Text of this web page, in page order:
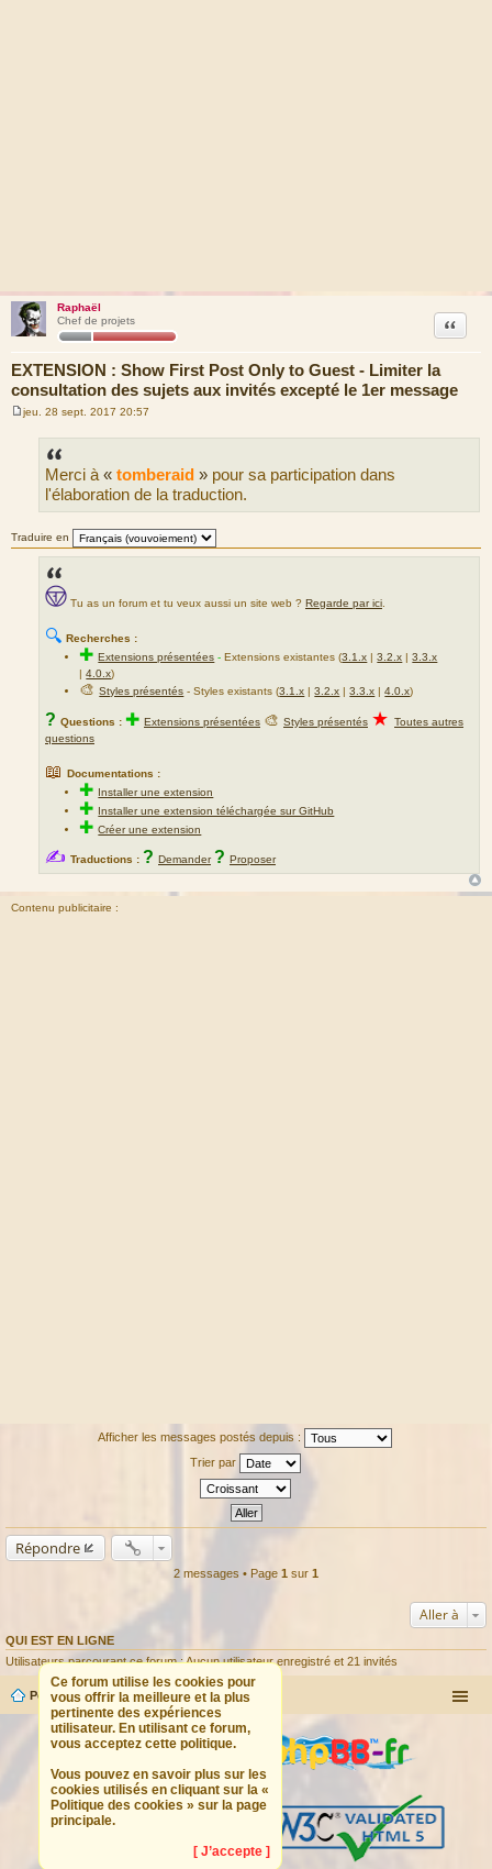
Raphaël
Chef de projets
EXTENSION : Show First Post Only to Guest - Limiter la
consultation des sujets aux invités excepté le 1er message
Citation
M
jeu. 28 sept. 2017 20:57
Merci à « tomberaid » pour sa participation dans
l'élaboration de la traduction.
Traduire en
Tu as un forum et tu veux aussi un site web ? Regarde par ici.
🔍 Recherches :
✚Extensions présentées -Extensions existantes (3.1.x |3.2.x |3.3.x
|4.0.x)
🎨Styles présentés - Styles existants (3.1.x |3.2.x |3.3.x |4.0.x)
? Questions : ✚ Extensions présentées 🎨 Styles présentés ★ Toutes autres
questions
📖 Documentations :
✚ Installer une extension
✚ Installer une extension téléchargée sur GitHub
✚Créer une extension
✍ Traductions : ? Demander ? Proposer
Contenu publicitaire :
Afficher les messages postés depuis :
Trier par
Répondre
2 messages • Page 1 sur 1
Aller à
QUI EST EN LIGNE
Utilisateurs parcourant ce forum : Aucun utilisateur enregistré et 21 invités
Ce forum utilise les cookies pour
vous offrir la meilleure et la plus
pertinente des expériences
utilisateur. En utilisant ce forum,
vous acceptez cette politique.
Vous pouvez en savoir plus sur les
cookies utilisés en cliquant sur la «
Politique des cookies » sur la page
principale.
[ J’accepte ]
Portail Forum